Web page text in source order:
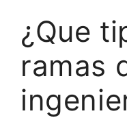
¿Que
ramas